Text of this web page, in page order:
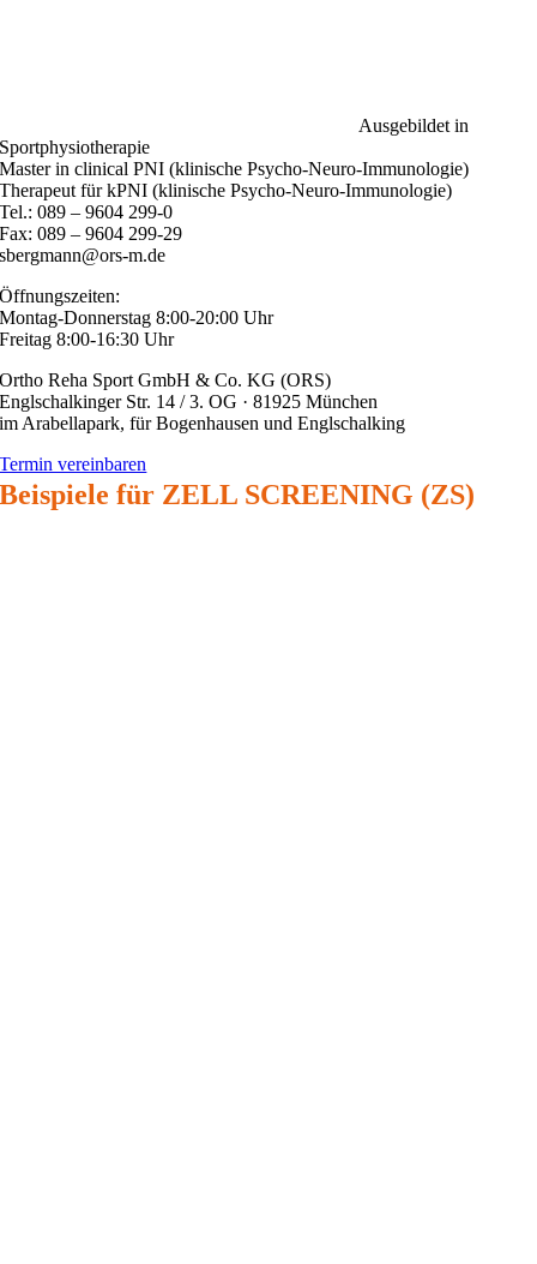
Ausgebildet in
Sportphysiotherapie
Master in clinical PNI (klinische Psycho-Neuro-Immunologie)
Therapeut für kPNI (klinische Psycho-Neuro-Immunologie)
Tel.: 089 – 9604 299-0
Fax: 089 – 9604 299-29
sbergmann@ors-m.de
Öffnungszeiten:
Montag-Donnerstag 8:00-20:00 Uhr
Freitag 8:00-16:30 Uhr
Ortho Reha Sport GmbH & Co. KG (ORS)
Englschalkinger Str. 14 / 3. OG · 81925 München
im Arabellapark, für Bogenhausen und Englschalking
Termin vereinbaren
Beispiele für ZELL SCREENING (ZS)